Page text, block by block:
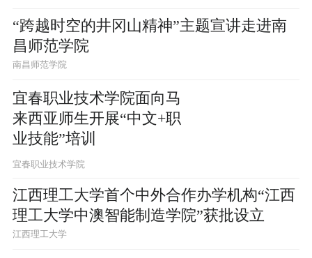
“跨越时空的井冈山精神”主题宣讲走进南
昌师范学院
南昌师范学院
宜春职业技术学院面向马
来西亚师生开展“中文+职
业技能”培训
宜春职业技术学院
江西理工大学首个中外合作办学机构“江西
理工大学中澳智能制造学院”获批设立
江西理工大学